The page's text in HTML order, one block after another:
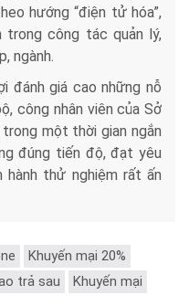
hướng “điện tử hóa”,
trong công tác quản lý,
ngành.
đánh giá cao những nỗ
công nhân viên của Sở
một thời gian ngắn
đúng tiến độ, đạt yêu
thử nghiệm rất ấn
Khuyến mại 20%
trả sau Khuyến mại